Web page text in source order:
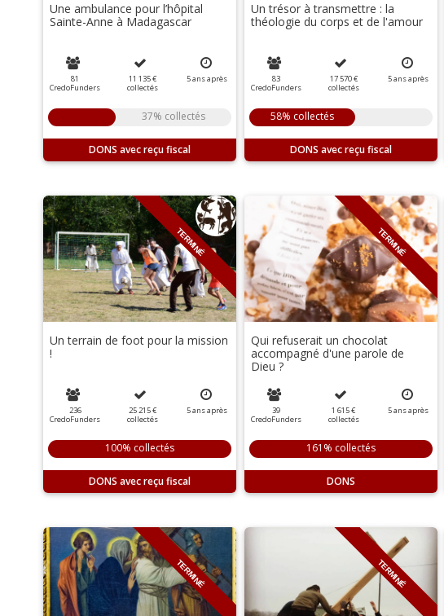
Une ambulance pour l’hôpital
Sainte-Anne à Madagascar
81
CredoFunders
11 135 €
collectés
5ansaprès
37% collectés
DONS
Un trésor à transmettre : la
théologie du corps et de l'amour
83
CredoFunders
17 570 €
collectés
5ansaprès
58% collectés
DONS
TERMINÉ
Un terrain de foot pour la mission
!
236
CredoFunders
25 215 €
collectés
5ansaprès
100% collectés
DONS
TERMINÉ
Qui refuserait un chocolat
accompagné d'une parole de
Dieu ?
39
CredoFunders
1 615 €
collectés
5ansaprès
161% collectés
DONS
TERMINÉ TERMINÉ